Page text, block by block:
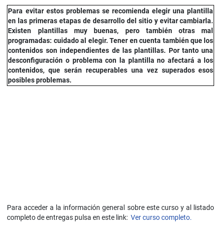
Para evitar estos problemas se recomienda elegir una plantilla
en las primeras etapas de desarrollo del sitio y evitar cambiarla.
Existen plantillas muy buenas, pero también otras mal
programadas: cuidado al elegir. Tener en cuenta también que los
contenidos son independientes de las plantillas. Por tanto una
desconfiguración o problema con la plantilla no afectará a los
contenidos, que serán recuperables una vez superados esos
posibles problemas.
Para acceder a la información general sobre este curso y al listado
completo de entregas pulsa en este link: Ver curso completo.